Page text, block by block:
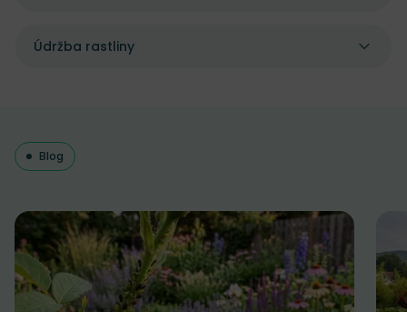
Údržba rastliny
Blog